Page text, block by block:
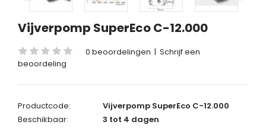
Vijverpomp SuperEco C-12.000
0 beoordelingen | Schrijf een
beoordeling
Productcode:
Vijverpomp SuperEco C-12.000
Beschikbaar:
3 tot 4 dagen